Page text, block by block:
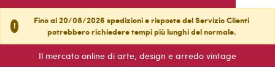
!
Fino al 20/08/2026 spedizioni e risposte del Servizio Clienti
potrebbero richiedere tempi più lunghi del normale.
Il mercato online di arte, design e arredo vintage